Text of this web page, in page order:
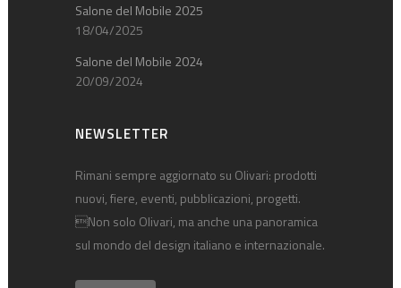
Salone del Mobile 2025
18/04/2025
Salone del Mobile 2024
20/09/2024
NEWSLETTER
Rimani sempre aggiornato su Olivari: prodotti
nuovi, fiere, eventi, pubblicazioni, progetti.
Non solo Olivari, ma anche una panoramica
sul mondo del design italiano e internazionale.